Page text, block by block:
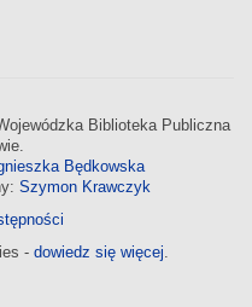
Biblioteka Publiczna
Będkowska
Szymon Krawczyk
- dowiedz się więcej